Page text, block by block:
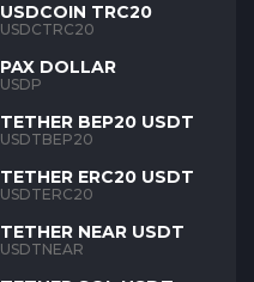
USDCOIN TRC20
USDCTRC20
PAX DOLLAR
USDP
TETHER BEP20 USDT
USDTBEP20
TETHER ERC20 USDT
USDTERC20
TETHER NEAR USDT
USDTNEAR